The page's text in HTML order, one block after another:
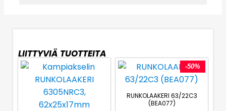
LIITTYVIÄ TUOTTEITA
-50%
RUNKOLAAKERI 63/22C3
(BEA077)